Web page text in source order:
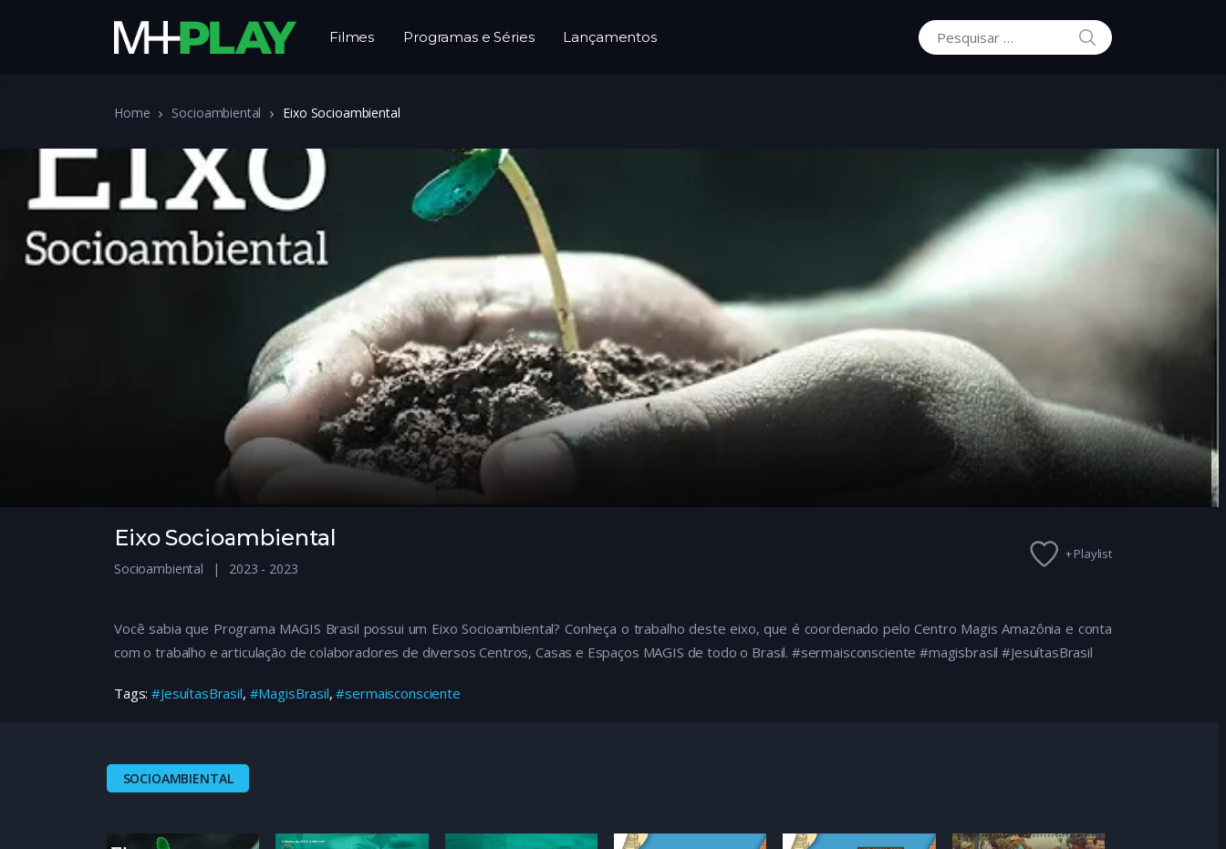
Filmes Programas e Séries Lançamentos
Procurar por:
PESQUISAR
Home Socioambiental Eixo Socioambiental
Eixo Socioambiental
Socioambiental 2023 - 2023
+ Playlist
Você sabia que Programa MAGIS Brasil possui um Eixo Socioambiental? Conheça o trabalho deste eixo, que é coordenado pelo Centro Magis Amazônia e conta
com o trabalho e articulação de colaboradores de diversos Centros, Casas e Espaços MAGIS de todo o Brasil. #sermaisconsciente #magisbrasil #JesuítasBrasil
Tags:#JesuítasBrasil, #MagisBrasil,#sermaisconsciente
SOCIOAMBIENTAL